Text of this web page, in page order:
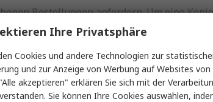
Bestellungen anfordern. Um eine
Sie lediglich mit einer
folgt vor:
aus, für die Sie eine Rechnungskopie
Ihre Privatsphäre
Cookies und andere Technologien zur
und zur Anzeige von Werbung auf Websites
akzeptieren" erklären Sie sich mit der
Sie können Ihre Cookies auswählen,